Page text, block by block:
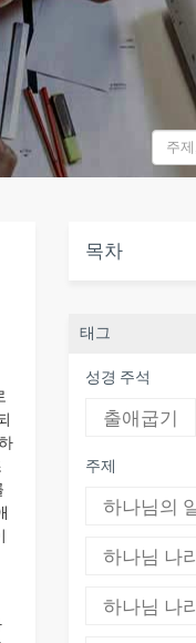
목차
태그
성경 주석
출애굽기
주제
하나님의
하나님 나
하나님 나